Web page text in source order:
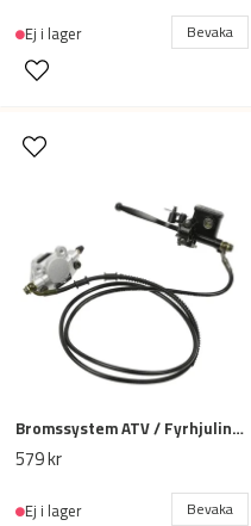
Ej i lager Bevaka
Bromssystem ATV / Fyrhjuling 150cc, 200cc - 1730mm vänster handtag
579 kr
Ej i lager Bevaka